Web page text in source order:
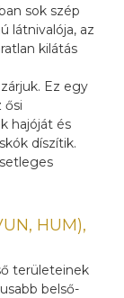
sok szép
látnivalója, az
kilátás
Ez egy
ősi
hajóját és
díszítik.
HUM),
területeinek
belső-